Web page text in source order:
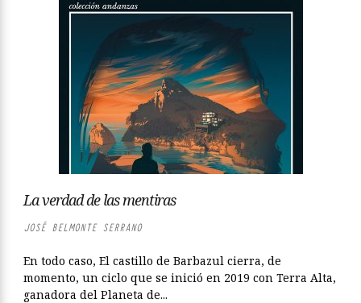
La verdad de las mentiras
JOSÉ BELMONTE SERRANO
En todo caso, El castillo de Barbazul cierra, de
momento, un ciclo que se inició en 2019 con Terra Alta,
ganadora del Planeta de...